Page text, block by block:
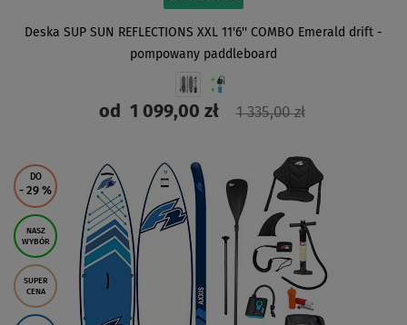
Deska SUP SUN REFLECTIONS XXL 11'6'' COMBO Emerald drift -
pompowany paddleboard
od1 099,00 zł 1 335,00 zł
DO
- 29 %
NASZ
WYBÓR
SUPER
CENA